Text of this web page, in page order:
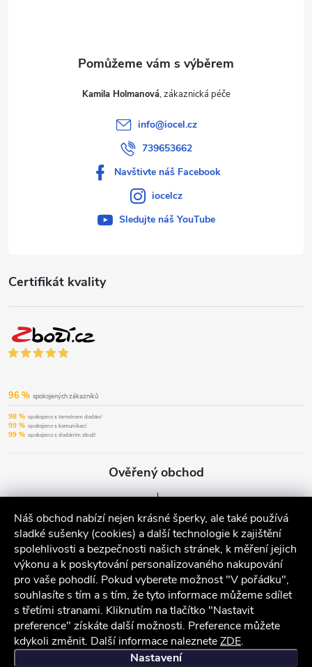
Náš obchod nabízí nejen krásné šperky, ale také používá
sladké sušenky (cookies) a další technologie k zajištění
spolehlivosti a bezpečnosti našich stránek, k měření jejich
výkonu a k poskytování personalizovaného nakupování
pro vaše pohodlí. Pokud vyberete možnost "V pořádku",
souhlasíte s tím a s tím, že tyto informace můžeme sdílet
s třetími stranami. Kliknutím na tlačítko "Nastavit
preference" získáte další možnosti. Preference můžete
kdykoli změnit. Další informace nalezneteZDE.
Nastavení
Certifikát kvality
96 % spokojených zákazníků
98 % spokojeno s termínem dodání
99 % spokojeno s komunikací
99 % spokojeno s dodáním zboží
Ověřený obchod
Kamila Holmanová
info@iocel.cz
739653662
Navštivte náš Facebook
iocelcz
Sledujte náš YouTube
iocel.cz Obchodní podmínky Ochrana osobních údajů